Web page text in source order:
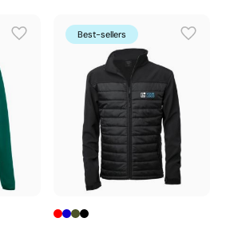
Best-sellers